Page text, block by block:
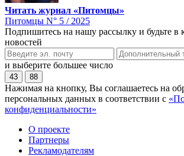
Читать журнал «Питомцы»
Питомцы N° 5 / 2025
Подпишитесь на нашу рассылку и будьте в
новостей
и выберите большее число
43 88
Нажимая на кнопку, Вы соглашаетесь на
персональных данных в соответствии с
конфиденциальности»
О проекте
Партнеры
Рекламодателям